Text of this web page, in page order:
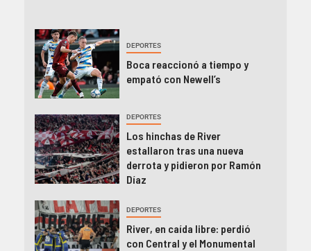
DEPORTES
Boca reaccionó a tiempo y
empató con Newell’s
DEPORTES
Los hinchas de River
estallaron tras una nueva
derrota y pidieron por Ramón
Díaz
DEPORTES
River, en caída libre: perdió
con Central y el Monumental